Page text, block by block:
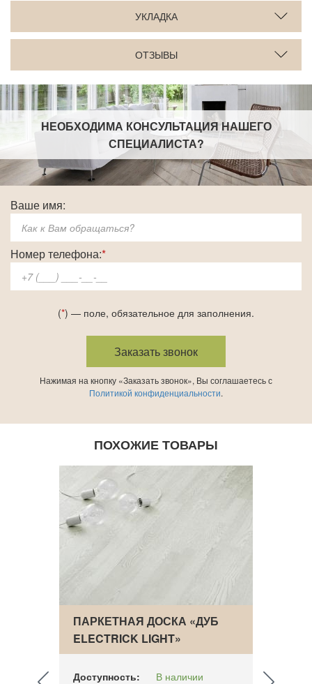
УКЛАДКА
ОТЗЫВЫ
НЕОБХОДИМА КОНСУЛЬТАЦИЯ НАШЕГО
СПЕЦИАЛИСТА?
Ваше имя:
Номер телефона:*
(*) — поле, обязательное для заполнения.
Нажимая на кнопку «Заказать звонок», Вы соглашаетесь с
Политикой конфиденциальности.
ПОХОЖИЕ ТОВАРЫ
ПАРКЕТНАЯ ДОСКА «ДУБ
ELECTRICK LIGHT»
Доступность:
В наличии